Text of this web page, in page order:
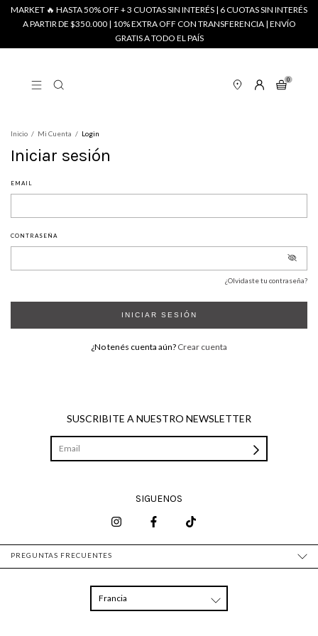
MARKET 🔥 HASTA 50% OFF + 3 CUOTAS SIN INTERÉS | 6 CUOTAS SIN INTERÉS
A PARTIR DE $350.000 | 10% EXTRA OFF CON TRANSFERENCIA | ENVÍO
GRATIS A TODO EL PAÍS
0
Inicio / Mi Cuenta / Login
Iniciar sesión
EMAIL
CONTRASEÑA
¿Olvidaste tu contraseña?
INICIAR SESIÓN
¿No tenés cuenta aún? Crear cuenta
SUSCRIBITE A NUESTRO NEWSLETTER
SIGUENOS
PREGUNTAS FRECUENTES